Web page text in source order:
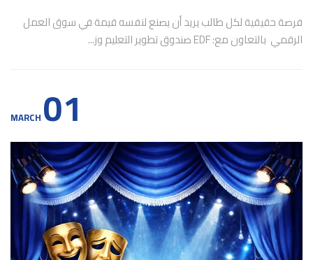
فرصة حقيقية لكل طالب يريد أن يصنع لنفسه قيمة في سوق العمل
الرقمي بالتعاون مع: EDF صندوق تطوير التعليم وز...
01
MARCH